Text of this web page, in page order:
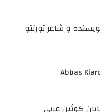
و شاعر تورنتو
Abbas
کوئین غربی